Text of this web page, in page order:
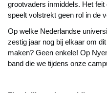
grootvaders inmiddels. Het
speelt volstrekt geen rol in de
Op welke Nederlandse
zestig jaar nog bij elkaar om
maken? Geen enkele! Op
band die we tijdens onze